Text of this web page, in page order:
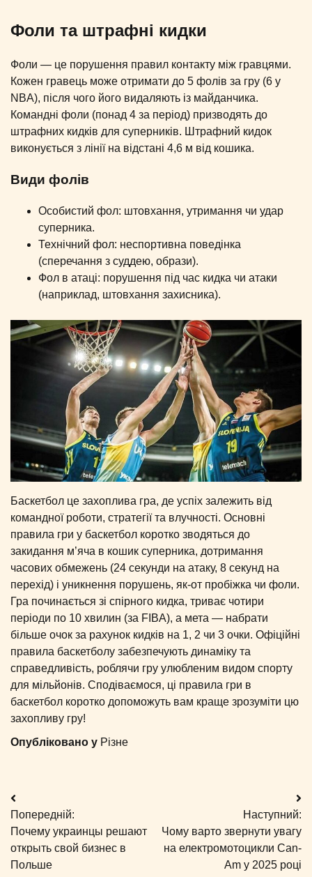
Фоли та штрафні кидки
Фоли — це порушення правил контакту між гравцями.
Кожен гравець може отримати до 5 фолів за гру (6 у
NBA), після чого його видаляють із майданчика.
Командні фоли (понад 4 за період) призводять до
штрафних кидків для суперників. Штрафний кидок
виконується з лінії на відстані 4,6 м від кошика.
Види фолів
Особистий фол: штовхання, утримання чи удар
суперника.
Технічний фол: неспортивна поведінка
(сперечання з суддею, образи).
Фол в атаці: порушення під час кидка чи атаки
(наприклад, штовхання захисника).
Баскетбол це захоплива гра, де успіх залежить від
командної роботи, стратегії та влучності. Основні
правила гри у баскетбол коротко зводяться до
закидання м’яча в кошик суперника, дотримання
часових обмежень (24 секунди на атаку, 8 секунд на
перехід) і уникнення порушень, як-от пробіжка чи фоли.
Гра починається зі спірного кидка, триває чотири
періоди по 10 хвилин (за FIBA), а мета — набрати
більше очок за рахунок кидків на 1, 2 чи 3 очки. Офіційні
правила баскетболу забезпечують динаміку та
справедливість, роблячи гру улюбленим видом спорту
для мільйонів. Сподіваємося, ці правила гри в
баскетбол коротко допоможуть вам краще зрозуміти цю
захопливу гру!
Опубліковано у Різне
Навігація
записів
Попередній:
Почему украинцы решают
открыть свой бизнес в
Польше
Наступний:
Чому варто звернути увагу
на електромотоцикли Can-
Am у 2025 році